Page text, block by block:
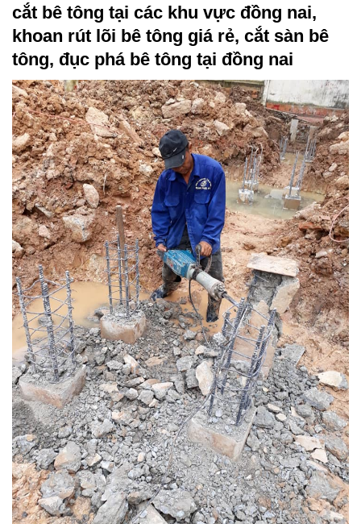
cắt bê tông tại các khu vực đồng nai,
khoan rút lõi bê tông giá rẻ, cắt sàn bê
tông, đục phá bê tông tại đồng nai